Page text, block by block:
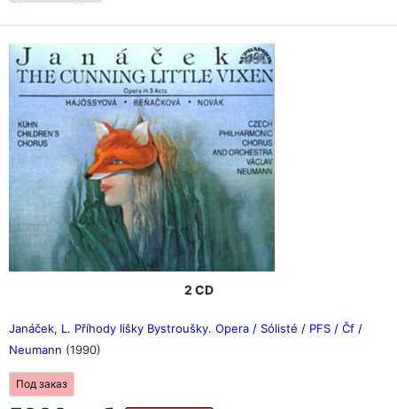
2 CD
Janáček, L. Příhody lišky Bystroušky. Opera / Sólisté / PFS / Čf /
Neumann (1990)
Под заказ